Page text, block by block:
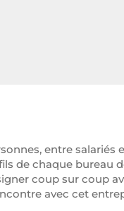
entre
de chaque bureau
coup sur coup
avec cet